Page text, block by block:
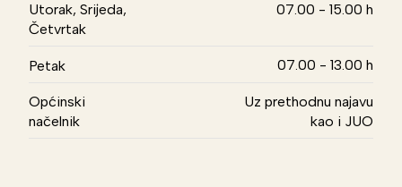
Utorak, Srijeda,
Četvrtak
07.00 - 15.00 h
Petak 07.00 - 13.00 h
Općinski
načelnik
Uz prethodnu najavu
kao i JUO